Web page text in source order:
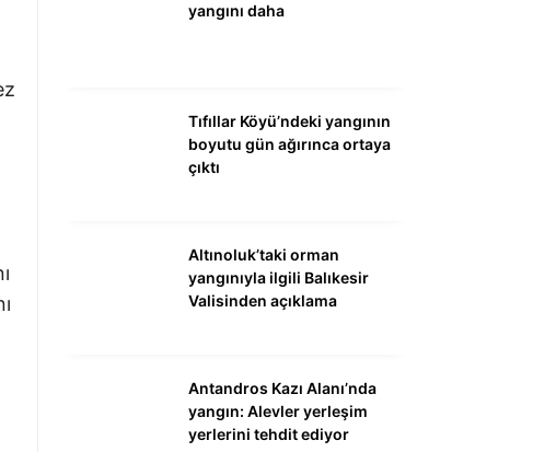
yangını daha
Tıfıllar Köyü’ndeki yangının
boyutu gün ağırınca ortaya
çıktı
Altınoluk’taki orman
yangınıyla ilgili Balıkesir
Valisinden açıklama
Antandros Kazı Alanı’nda
yangın: Alevler yerleşim
yerlerini tehdit ediyor